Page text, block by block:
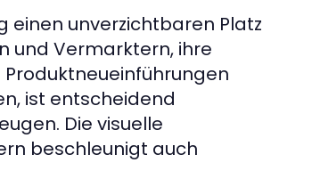
einen unverzichtbaren Platz
und Vermarktern, ihre
ist entscheidend
Die visuelle
beschleunigt auch